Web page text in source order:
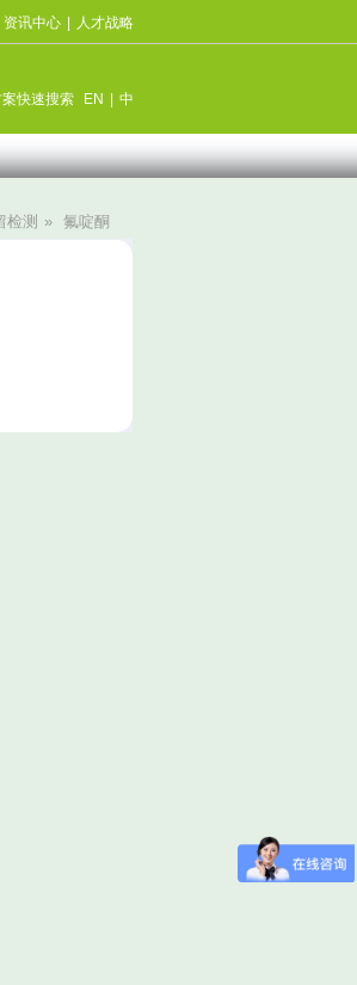
资讯中心 人才战略
快速搜索 EN 中
检测 » 氟啶酮